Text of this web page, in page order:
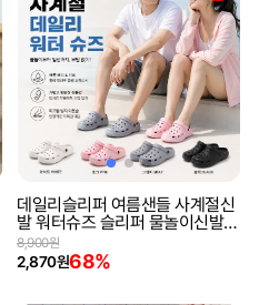
데일리슬리퍼 여름샌들 사계절신
발 워터슈즈 슬리퍼 물놀이신발
수영장신발
2,870원68%
8,900원